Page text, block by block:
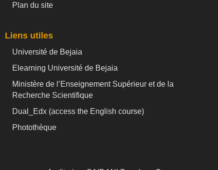
Plan du site
Liens utiles
Université de Bejaia
Elearning Université de Bejaia
Ministère de l’Enseignement Supérieur et de la
Recherche Scientifique
Dual_Edx (access the English course)
Photothèque